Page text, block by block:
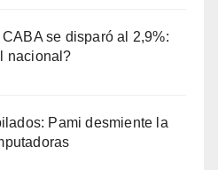
se disparó al 2,9%:
nacional?
Pami desmiente la